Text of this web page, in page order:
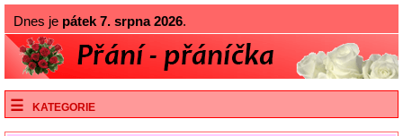
Dnes je pátek 7. srpna 2026.
KATEGORIE